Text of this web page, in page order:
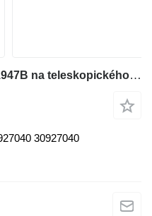
Medzichladič Maximus NCP1947B na teleskopického nakladača JCB 536-70 540-140 531-70 533-105 535-95 536-60 536-70 540-170 541-70 550-140
30927040